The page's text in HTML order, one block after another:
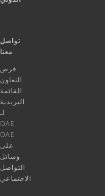
تواصل
معنا
فرص
التعاون
القائمة
البريدية
لـ
OAE
OAE
على
وسائل
التواصل
الاجتماعي